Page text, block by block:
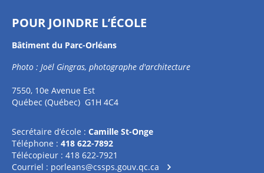
POUR JOINDRE L’ÉCOLE
Bâtiment du Parc-Orléans
Photo : Joël Gingras, photographe d'architecture
7550, 10e Avenue Est
Québec (Québec) G1H 4C4
Secrétaire d’école : Camille St-Onge
Téléphone : 418 622-7892
Télécopieur : 418 622-7921
Courriel : porleans@cssps.gouv.qc.ca